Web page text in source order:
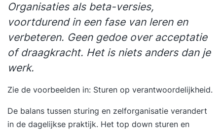
Organisaties als beta-versies,
voortdurend in een fase van leren en
verbeteren. Geen gedoe over acceptatie
of draagkracht. Het is niets anders dan je
werk.
Zie de voorbeelden in: Sturen op verantwoordelijkheid.
De balans tussen sturing en zelforganisatie verandert
in de dagelijkse praktijk. Het top down sturen en